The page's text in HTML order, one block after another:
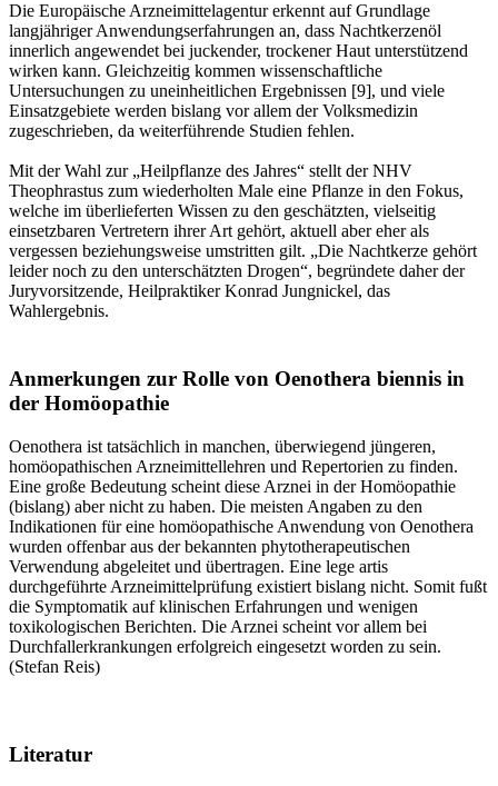
Die Europäische Arzneimittelagentur erkennt auf Grundlage
langjähriger Anwendungserfahrungen an, dass Nachtkerzenöl
innerlich angewendet bei juckender, trockener Haut unterstützend
wirken kann. Gleichzeitig kommen wissenschaftliche
Untersuchungen zu uneinheitlichen Ergebnissen [9], und viele
Einsatzgebiete werden bislang vor allem der Volksmedizin
zugeschrieben, da weiterführende Studien fehlen.
Mit der Wahl zur „Heilpflanze des Jahres“ stellt der NHV
Theophrastus zum wiederholten Male eine Pflanze in den Fokus,
welche im überlieferten Wissen zu den geschätzten, vielseitig
einsetzbaren Vertretern ihrer Art gehört, aktuell aber eher als
vergessen beziehungsweise umstritten gilt. „Die Nachtkerze gehört
leider noch zu den unterschätzten Drogen“, begründete daher der
Juryvorsitzende, Heilpraktiker Konrad Jungnickel, das
Wahlergebnis.
Anmerkungen zur Rolle von Oenothera biennis in
der Homöopathie
Oenothera ist tatsächlich in manchen, überwiegend jüngeren,
homöopathischen Arzneimittellehren und Repertorien zu finden.
Eine große Bedeutung scheint diese Arznei in der Homöopathie
(bislang) aber nicht zu haben. Die meisten Angaben zu den
Indikationen für eine homöopathische Anwendung von Oenothera
wurden offenbar aus der bekannten phytotherapeutischen
Verwendung abgeleitet und übertragen. Eine lege artis
durchgeführte Arzneimittelprüfung existiert bislang nicht. Somit fußt
die Symptomatik auf klinischen Erfahrungen und wenigen
toxikologischen Berichten. Die Arznei scheint vor allem bei
Durchfallerkrankungen erfolgreich eingesetzt worden zu sein.
(Stefan Reis)
Literatur